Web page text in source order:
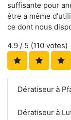
suffisante pour
être à même
ce dont nous
4.9 / 5 (110 votes)
Dératiseur à
Dératiseur à